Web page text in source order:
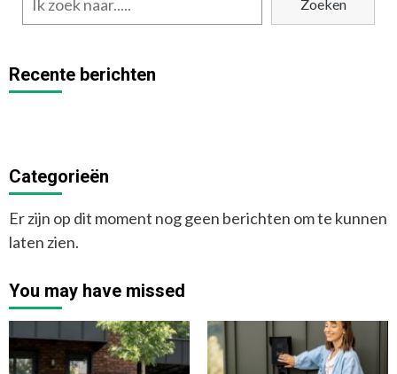
Zoeken
Recente berichten
Categorieën
Er zijn op dit moment nog geen berichten om te kunnen
laten zien.
You may have missed